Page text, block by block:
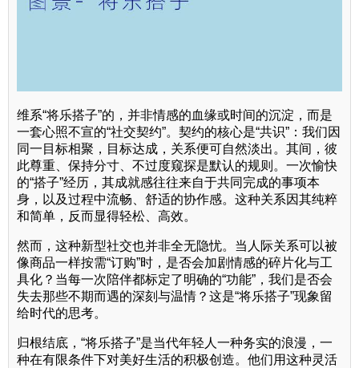
维系“将乐搭子”的，并非情感的血缘或时间的沉淀，而是
一套心照不宣的“社交契约”。契约的核心是“共识”：我们因
同一目标相聚，目标达成，关系便可自然淡出。其间，彼
此尊重、保持分寸、不过度窥探是默认的规则。一次愉快
的“搭子”经历，其成就感往往来自于共同完成的事项本
身，以及过程中流畅、舒适的协作感。这种关系因其纯粹
和简单，反而显得轻松、高效。
然而，这种新型社交也并非全无隐忧。当人际关系可以被
像商品一样按需“订购”时，是否会加剧情感的碎片化与工
具化？当每一次陪伴都标定了明确的“功能”，我们是否会
失去那些不期而遇的深刻与温情？这是“将乐搭子”现象留
给时代的思考。
归根结底，“将乐搭子”是当代年轻人一种务实的浪漫，一
种在有限条件下对美好生活的积极创造。他们用这种灵活